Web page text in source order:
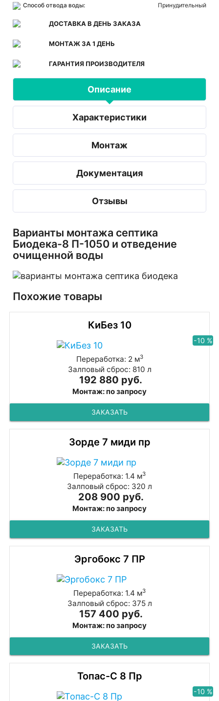
Способ отвода воды:
Принудительный
ДОСТАВКА В ДЕНЬ ЗАКАЗА
МОНТАЖ ЗА 1 ДЕНЬ
ГАРАНТИЯ ПРОИЗВОДИТЕЛЯ
Описание
Характеристики
Монтаж
Документация
Отзывы
Варианты монтажа септика
Биодека-8 П-1050 и отведение
очищенной воды
Похожие товары
КиБез 10
-10 %
Переработка: 2 м3
Залповый сброс: 810 л
192 880 руб.
Монтаж: по запросу
ЗАКАЗАТЬ
Зорде 7 миди пр
Переработка: 1.4 м3
Залповый сброс: 320 л
208 900 руб.
Монтаж: по запросу
ЗАКАЗАТЬ
Эргобокс 7 ПР
Переработка: 1.4 м3
Залповый сброс: 375 л
157 400 руб.
Монтаж: по запросу
ЗАКАЗАТЬ
Топас-С 8 Пр
-10 %